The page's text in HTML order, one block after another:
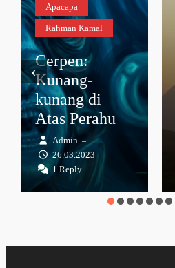
Apacapa
Rahman Kamal
Cerpen:
Kunang-
kunang di
Atas Perahu
Admin –
26.03.2023 –
1 Reply
‹